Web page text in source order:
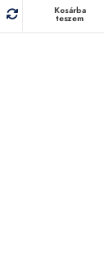
Kosárba
teszem